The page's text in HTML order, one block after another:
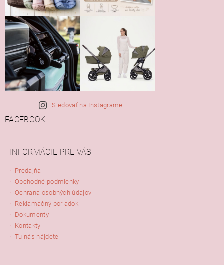
Sledovať na Instagrame
FACEBOOK
INFORMÁCIE PRE VÁS
Predajňa
Obchodné podmienky
Ochrana osobných údajov
Reklamačný poriadok
Dokumenty
Kontakty
Tu nás nájdete